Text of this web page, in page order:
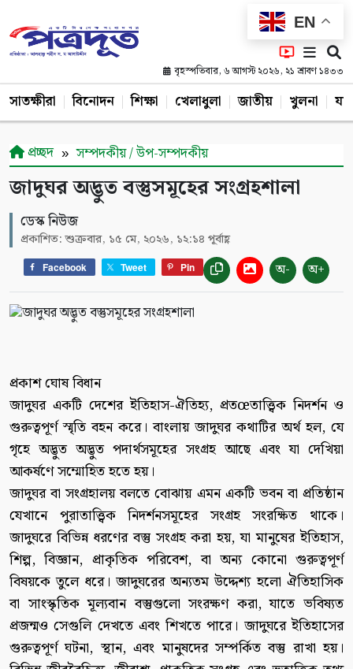
EN
বৃহস্পতিবার, ৬ আগস্ট ২০২৬, ২১ শ্রাবণ ১৪৩৩
সাতক্ষীরা বিনোদন শিক্ষা খেলাধুলা জাতীয় খুলনা
প্রচ্ছদ সম্পদকীয় / উপ-সম্পদকীয়
জাদুঘর অদ্ভুত বস্তুসমূহের সংগ্রহশালা
ডেস্ক নিউজ
প্রকাশিত: শুক্রবার, ১৫ মে, ২০২৬, ১২:১৪ পূর্বাহ্ণ
Facebook Tweet Pin অ- অ+
প্রকাশ ঘোষ বিধান
জাদুঘর একটি দেশের ইতিহাস-ঐতিহ্য, প্রতœতাত্ত্বিক নিদর্শন ও
গুরুত্বপূর্ণ স্মৃতি বহন করে। বাংলায় জাদুঘর কথাটির অর্থ হল, যে
গৃহে অদ্ভুত অদ্ভুত পদার্থসমূহের সংগ্রহ আছে এবং যা দেখিয়া
আকর্ষণে সম্মোহিত হতে হয়।
জাদুঘর বা সংগ্রহালয় বলতে বোঝায় এমন একটি ভবন বা প্রতিষ্ঠান
যেখানে পুরাতাত্ত্বিক নিদর্শনসমূহের সংগ্রহ সংরক্ষিত থাকে।
জাদুঘরে বিভিন্ন ধরণের বস্তু সংগ্রহ করা হয়, যা মানুষের ইতিহাস,
শিল্প, বিজ্ঞান, প্রাকৃতিক পরিবেশ, বা অন্য কোনো গুরুত্বপূর্ণ
বিষয়কে তুলে ধরে। জাদুঘরের অন্যতম উদ্দেশ্য হলো ঐতিহাসিক
বা সাংস্কৃতিক মূল্যবান বস্তুগুলো সংরক্ষণ করা, যাতে ভবিষ্যত
প্রজন্মও সেগুলি দেখতে এবং শিখতে পারে। জাদুঘরে ইতিহাসের
গুরুত্বপূর্ণ ঘটনা, স্থান, এবং মানুষদের সম্পর্কিত বস্তু রাখা হয়।